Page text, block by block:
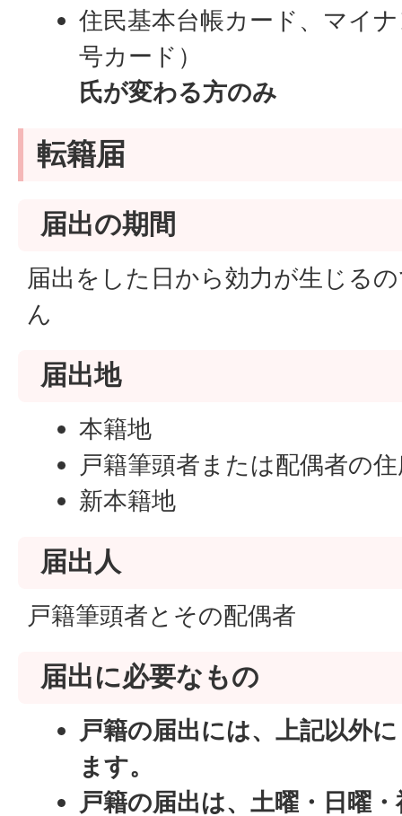
住民基本台帳カード、マイ
号カード）
氏が変わる方のみ
転籍届
届出の期間
届出をした日から効力が生じる
ん
届出地
本籍地
戸籍筆頭者または配偶者の
新本籍地
届出人
戸籍筆頭者とその配偶者
届出に必要なもの
戸籍の届出には、上記以外
ます。
戸籍の届出は、土曜・日曜